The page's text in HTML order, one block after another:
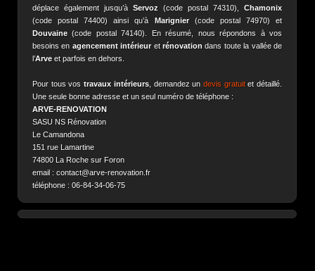
déplace également jusqu’àServoz (code postal 74310),Chamonix
(code postal 74400) ainsi qu’à Marignier(code postal 74970) et
Douvaine (code postal 74140). En résumé, nous répondons à vos
besoins en agencement intérieuretrénovation dans toute la vallée de
l’Arve et parfois en dehors.
Pour tous vostravaux intérieurs, demandez un devis gratuitet détaillé.
Une seule bonne adresse et un seul numéro de téléphone :
ARVE-RENOVATION
SASU NS Rénovation
Le Camandona
151 rue Lamartine
74800 La Roche sur Foron
email : contact@arve-renovation.fr
téléphone : 06-84-34-06-75